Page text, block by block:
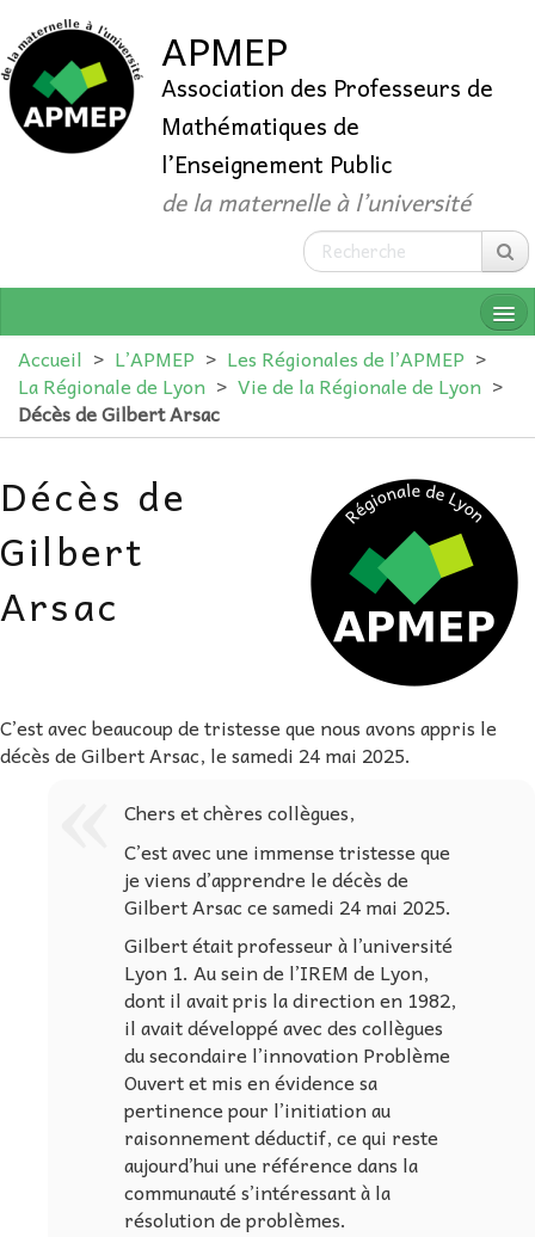
APMEP
Association des Professeurs de
Mathématiques de
l’Enseignement Public
de la maternelle à l’université
QUI SOMMES-NOUS ?
ADHÉRER
AU FIL DES MATHS
LIBRAIRIE
Accueil > L’APMEP > Les Régionales de l’APMEP >
La Régionale de Lyon > Vie de la Régionale de Lyon >
Décès de Gilbert Arsac
Décès de
Gilbert
Arsac
C’est avec beaucoup de tristesse que nous avons appris le
décès de Gilbert Arsac, le samedi 24 mai 2025.
Chers et chères collègues,
C’est avec une immense tristesse que
je viens d’apprendre le décès de
Gilbert Arsac ce samedi 24 mai 2025.
Gilbert était professeur à l’université
Lyon 1. Au sein de l’IREM de Lyon,
dont il avait pris la direction en 1982,
il avait développé avec des collègues
du secondaire l’innovation Problème
Ouvert et mis en évidence sa
pertinence pour l’initiation au
raisonnement déductif, ce qui reste
aujourd’hui une référence dans la
communauté s’intéressant à la
résolution de problèmes.